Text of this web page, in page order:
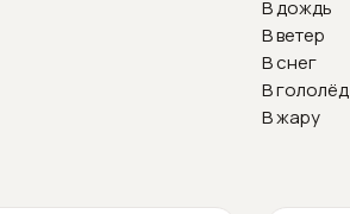
В дождь
В ветер
В снег
В гололёд
В жару